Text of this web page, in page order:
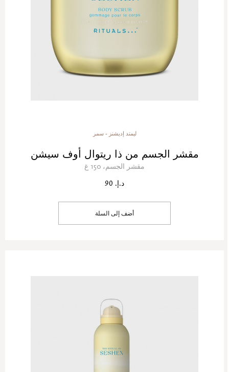
ليمتد إديشنز - سمر
مقشر الجسم من ذا ريتوال أوف سيشن
مقشر الجسم، 150 غ
د.إ. 90
أضف إلى السلة